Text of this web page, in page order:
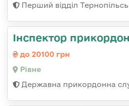
Перший відділ
Інспектор
до 20100 грн
Рівне
Державна прикордонна